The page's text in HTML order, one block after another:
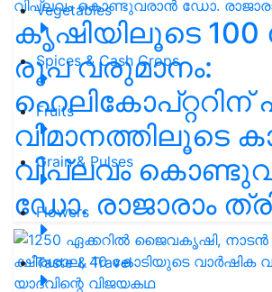
Vegetables
Spices & Cash Crops
Fruits
Grain & Pulses
Flowers
Taste & Travel
കൃഷിയിലൂടെ 100
രൂപ വരുമാനം:
ഹെലികോപ്റ്ററിന്
വിമാനത്തിലൂടെ
വിപ്ലവം
ഡോ. രാജാരാം